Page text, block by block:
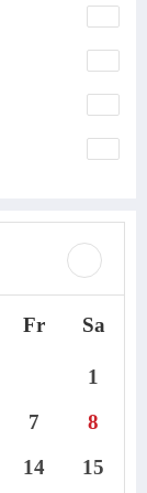
Fr Sa
1
7
8
14
15